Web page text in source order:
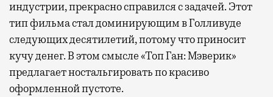
индустрии, прекрасно справился с задачей. Этот
тип фильма стал доминирующим в Голливуде
следующих десятилетий, потому что приносит
кучу денег. В этом смысле «Топ Ган: Мэверик»
предлагает ностальгировать по красиво
оформленной пустоте.